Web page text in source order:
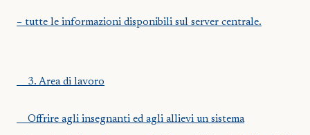
– tutte le informazioni disponibili sul server centrale.
3. Area di lavoro
Offrire agli insegnanti ed agli allievi un sistema